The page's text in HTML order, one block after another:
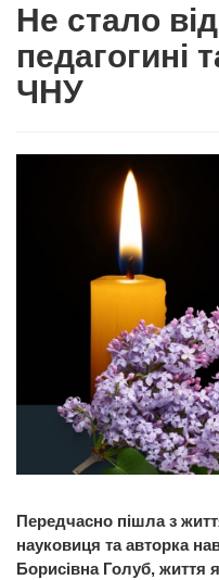
Не стало
педагогині
ЧНУ
Передчасно пішла з
науковиця та авторка
Борисівна Голуб, життя